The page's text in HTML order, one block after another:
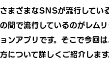
さまざまなSNSが流行してい
の間で流行しているのがレム
ョンアプリです。そこで今回
方について詳しくご紹介します